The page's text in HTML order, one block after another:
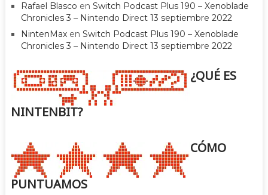
Rafael Blasco en Switch Podcast Plus 190 – Xenoblade
Chronicles 3 – Nintendo Direct 13 septiembre 2022
NintenMaxen Switch Podcast Plus 190 – Xenoblade
Chronicles 3 – Nintendo Direct 13 septiembre 2022
¿QUÉ ES
NINTENBIT?
CÓMO
PUNTUAMOS